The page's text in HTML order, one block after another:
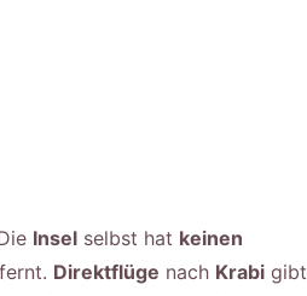
Insel selbst hat keinen
Direktflüge nach Krabi gibt